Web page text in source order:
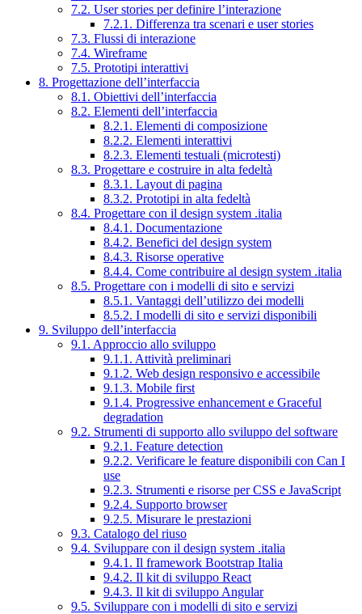
7.2. User stories per definire l’interazione
7.2.1. Differenza tra scenari e user stories
7.3. Flussi di interazione
7.4. Wireframe
7.5. Prototipi interattivi
8. Progettazione dell’interfaccia
8.1. Obiettivi dell’interfaccia
8.2. Elementi dell’interfaccia
8.2.1. Elementi di composizione
8.2.2. Elementi interattivi
8.2.3. Elementi testuali (microtesti)
8.3. Progettare e costruire in alta fedeltà
8.3.1. Layout di pagina
8.3.2. Prototipi in alta fedeltà
8.4. Progettare con il design system .italia
8.4.1. Documentazione
8.4.2. Benefici del design system
8.4.3. Risorse operative
8.4.4. Come contribuire al design system .italia
8.5. Progettare con i modelli di sito e servizi
8.5.1. Vantaggi dell’utilizzo dei modelli
8.5.2. I modelli di sito e servizi disponibili
9. Sviluppo dell’interfaccia
9.1. Approccio allo sviluppo
9.1.1. Attività preliminari
9.1.2. Web design responsivo e accessibile
9.1.3. Mobile first
9.1.4. Progressive enhancement e Graceful
degradation
9.2. Strumenti di supporto allo sviluppo del software
9.2.1. Feature detection
9.2.2. Verificare le feature disponibili con Can I
use
9.2.3. Strumenti e risorse per CSS e JavaScript
9.2.4. Supporto browser
9.2.5. Misurare le prestazioni
9.3. Catalogo del riuso
9.4. Sviluppare con il design system .italia
9.4.1. Il framework Bootstrap Italia
9.4.2. Il kit di sviluppo React
9.4.3. Il kit di sviluppo Angular
9.5. Sviluppare con i modelli di sito e servizi